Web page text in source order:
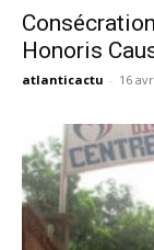
Honoris
atlanticactu - 16